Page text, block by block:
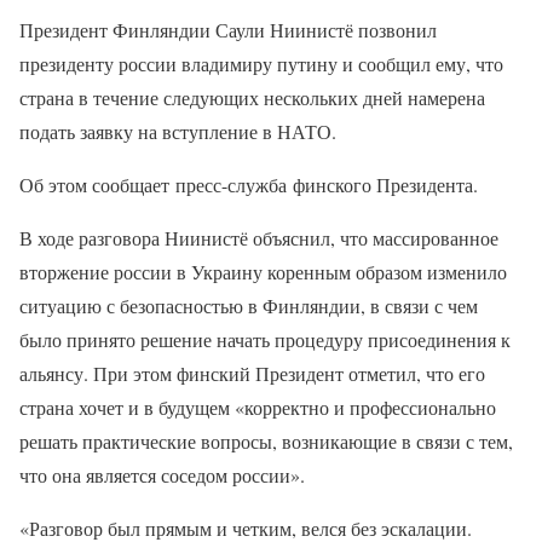
Президент Финляндии Саули Ниинистё позвонил
президенту россии владимиру путину и сообщил ему, что
страна в течение следующих нескольких дней намерена
подать заявку на вступление в НАТО.
Об этом сообщает пресс-служба финского Президента.
В ходе разговора Ниинистё объяснил, что массированное
вторжение россии в Украину коренным образом изменило
ситуацию с безопасностью в Финляндии, в связи с чем
было принято решение начать процедуру присоединения к
альянсу. При этом финский Президент отметил, что его
страна хочет и в будущем «корректно и профессионально
решать практические вопросы, возникающие в связи с тем,
что она является соседом россии».
«Разговор был прямым и четким, велся без эскалации.